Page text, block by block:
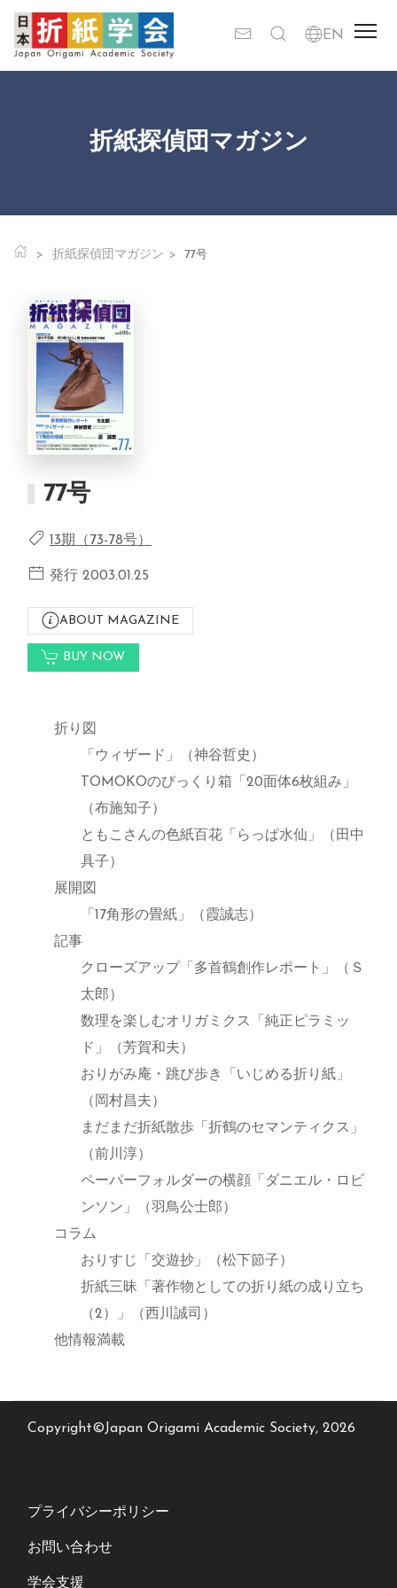
折紙探偵団マガジン
折紙探偵団マガジン 77号
77号
13期（73-78号）
発行 2003.01.25
ABOUT MAGAZINE
BUY NOW
折り図
「ウィザード」（神谷哲史）
TOMOKOのびっくり箱「20面体6枚組み」
（布施知子）
ともこさんの色紙百花「らっぱ水仙」（田中
具子）
展開図
「17角形の畳紙」（霞誠志）
記事
クローズアップ「多首鶴創作レポート」（Ｓ
太郎）
数理を楽しむオリガミクス「純正ピラミッ
ド」（芳賀和夫）
おりがみ庵・跳び歩き「いじめる折り紙」
（岡村昌夫）
まだまだ折紙散歩「折鶴のセマンティクス」
（前川淳）
ペーパーフォルダーの横顔「ダニエル・ロビ
ンソン」（羽鳥公士郎）
コラム
おりすじ「交遊抄」（松下節子）
折紙三昧「著作物としての折り紙の成り立ち
（2）」（西川誠司）
他情報満載
Copyright©Japan Origami Academic Society, 2026
プライバシーポリシー
お問い合わせ
学会支援